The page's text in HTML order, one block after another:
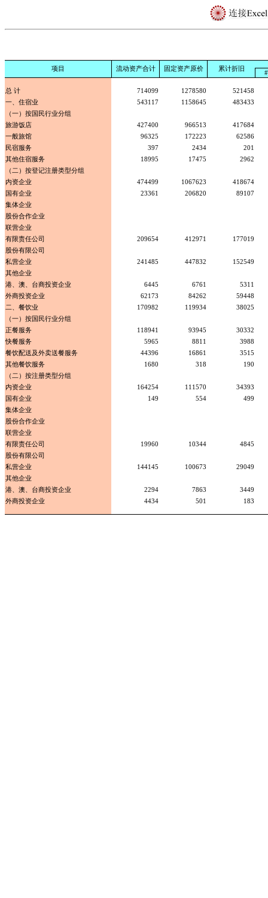
项目 流动资产合计 固定资产原价 累计折旧
总 计 714099 1278580
521458
一、住宿业
543117 1158645
483433
（一）按国民行业分组
旅游饭店
427400 966513
417684
一般旅馆
96325 172223
62586
民宿服务
397 2434
201
其他住宿服务
18995 17475
2962
（二）按登记注册类型分组
内资企业
474499 1067623
418674
国有企业
23361 206820
89107
集体企业
股份合作企业
联营企业
有限责任公司
209654 412971
177019
股份有限公司
私营企业
241485 447832
152549
其他企业
港、澳、台商投资企业
6445 6761
5311
外商投资企业
62173 84262
59448
二、餐饮业
170982 119934
38025
（一）按国民行业分组
正餐服务
118941 93945
30332
快餐服务
5965 8811
3988
餐饮配送及外卖送餐服务
44396 16861
3515
其他餐饮服务
1680 318
190
（二）按注册类型分组
内资企业
164254 111570
34393
国有企业
149 554
499
集体企业
股份合作企业
联营企业
有限责任公司
19960 10344
4845
股份有限公司
私营企业
144145 100673
29049
其他企业
港、澳、台商投资企业
2294 7863
3449
外商投资企业
4434 501 183